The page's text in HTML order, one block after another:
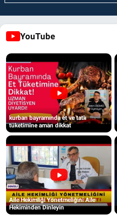
YouTube
kurban bayramında et ve tatlı
tüketimine aman dikkat
Aile Hekimliği Yönetmeliğini Aile
Hekiminden Dinleyin